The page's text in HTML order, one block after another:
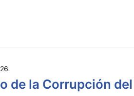
de la Corrupción del